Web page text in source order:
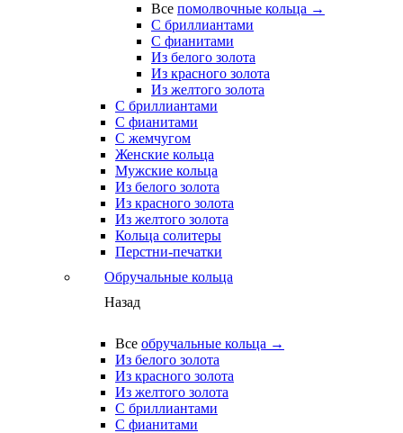
Все помолвочные кольца →
С бриллиантами
С фианитами
Из белого золота
Из красного золота
Из желтого золота
С бриллиантами
С фианитами
С жемчугом
Женские кольца
Мужские кольца
Из белого золота
Из красного золота
Из желтого золота
Кольца солитеры
Перстни-печатки
Обручальные кольца
Назад
Все обручальные кольца →
Из белого золота
Из красного золота
Из желтого золота
С бриллиантами
С фианитами